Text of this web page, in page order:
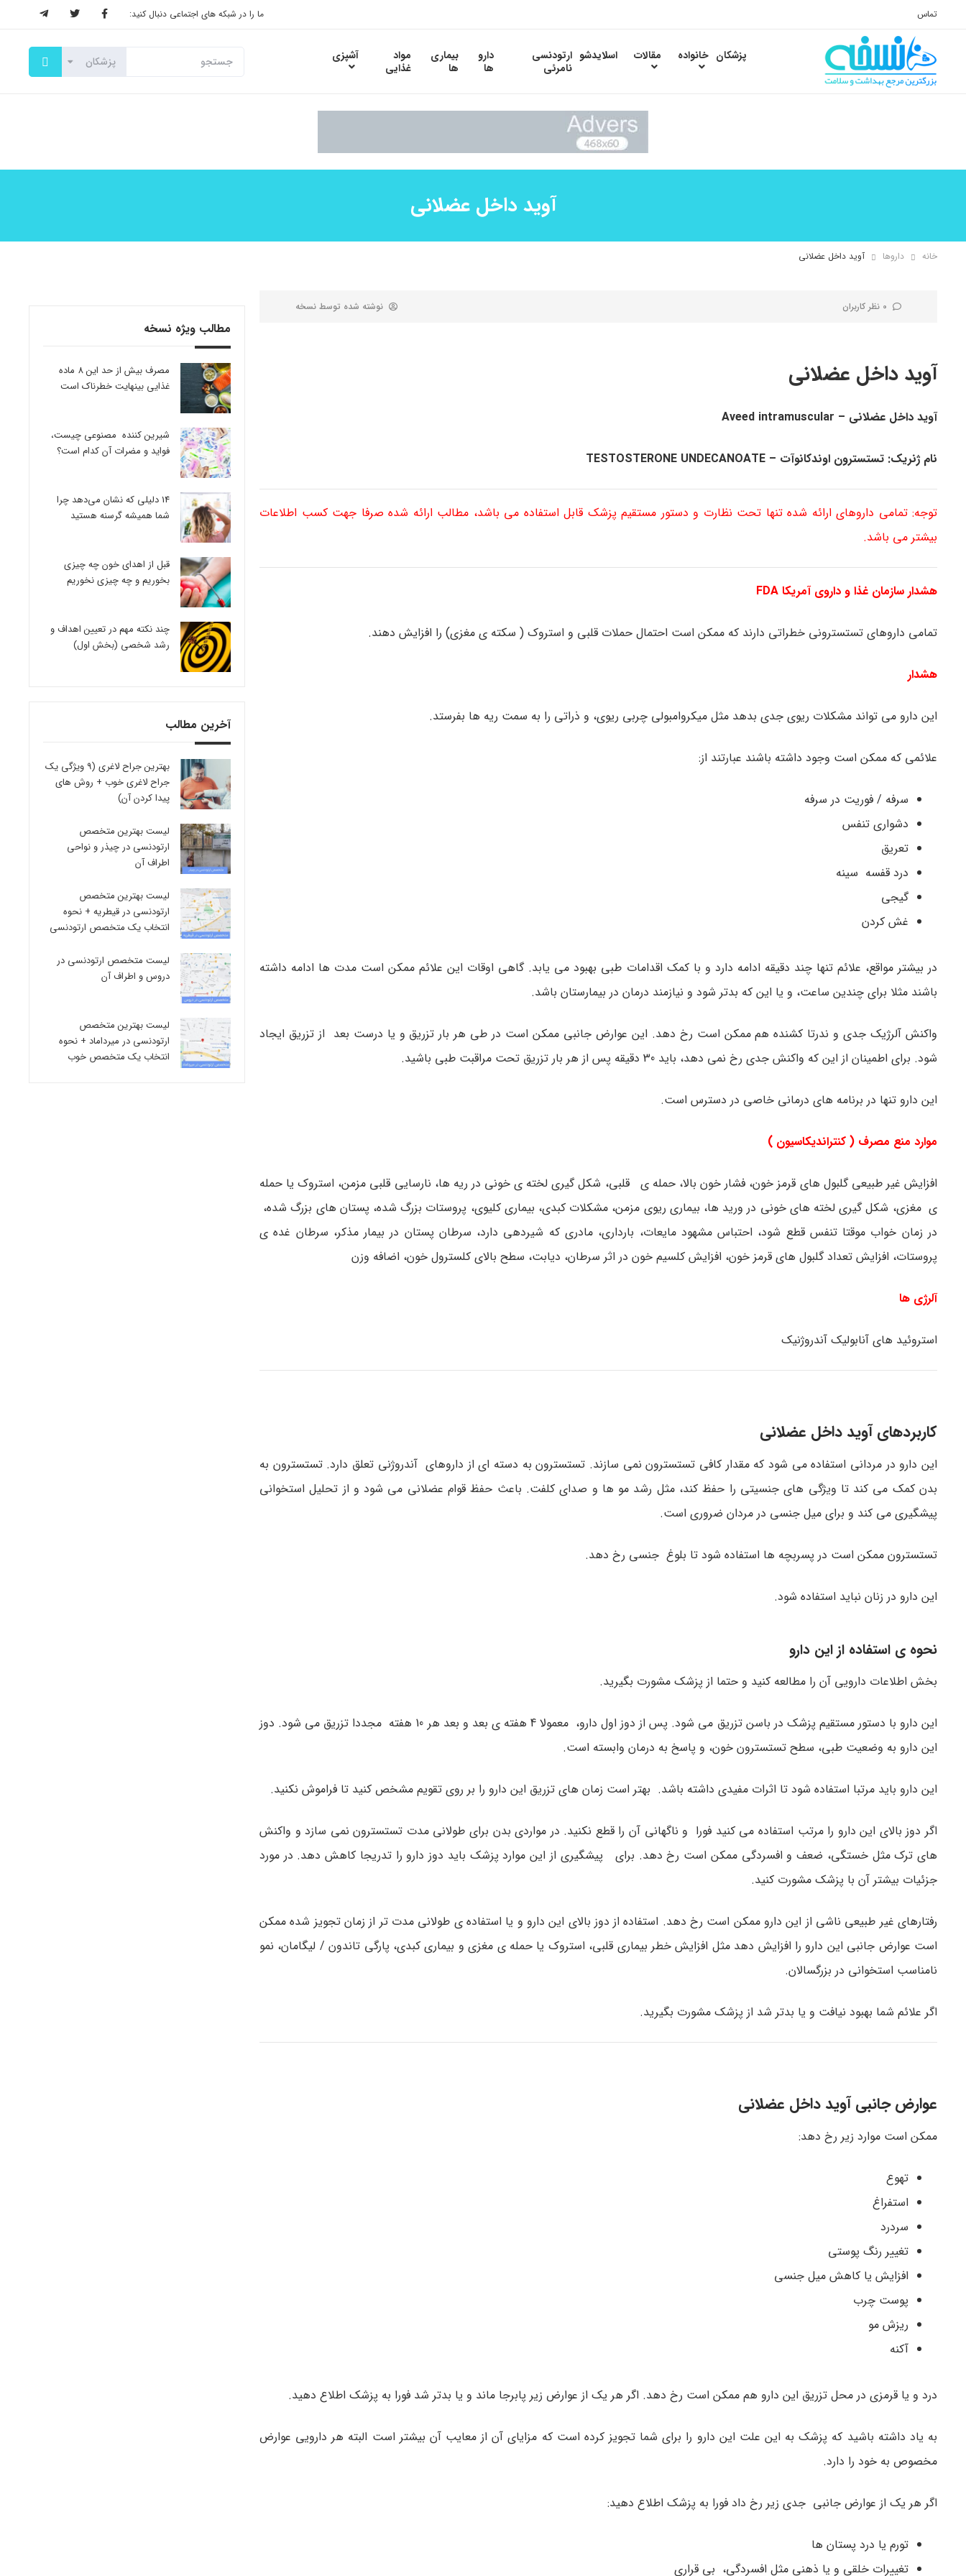
تماس ما را در شبکه های اجتماعی دنبال کنید:
پزشکان خانواده مقالات اسلایدشو ارتودنسی
نامرئی
دارو
ها
بیماری
ها
مواد
غذایی
آشپزی
آوید داخل عضلانی
خانه داروها آوید داخل عضلانی
0 نظر کاربران نوشته شده توسط نسخه
آوید داخل عضلانی
آوید داخل عضلانی – Aveed intramuscular
نام ژنریک: تستسترون اوندکانوآت – TESTOSTERONE UNDECANOATE
توجه: تمامی داروهای ارائه شده تنها تحت نظارت و دستور مستقیم پزشک قابل استفاده می باشد، مطالب ارائه شده صرفا جهت کسب اطلاعات
بیشتر می باشد.
هشدار سازمان غذا و داروی آمریکا FDA
تمامی داروهای تستسترونی خطراتی دارند که ممکن است احتمال حملات قلبی و استروک ( سکته ی مغزی) را افزایش دهند.
هشدار
این دارو می تواند مشکلات ریوی جدی بدهد مثل میکروامبولی چربی ریوی، و ذراتی را به سمت ریه ها بفرستد.
علائمی که ممکن است وجود داشته باشند عبارتند از:
سرفه / فوریت در سرفه
دشواری تنفس
تعریق
درد قفسه سینه
گیجی
غش کردن
در بیشتر مواقع، علائم تنها چند دقیقه ادامه دارد و با کمک اقدامات طبی بهبود می یابد. گاهی اوقات این علائم ممکن است مدت ها ادامه داشته
باشند مثلا برای چندین ساعت، و یا این که بدتر شود و نیازمند درمان در بیمارستان باشد.
واکنش آلرژیک جدی و ندرتا کشنده هم ممکن است رخ دهد. این عوارض جانبی ممکن است در طی هر بار تزریق و یا درست بعد از تزریق ایجاد
شود. برای اطمینان از این که واکنش جدی رخ نمی دهد، باید 30 دقیقه پس از هر بار تزریق تحت مراقبت طبی باشید.
این دارو تنها در برنامه های درمانی خاصی در دسترس است.
موارد منع مصرف ( کنتراندیکاسیون )
افزایش غیر طبیعی گلبول های قرمز خون، فشار خون بالا، حمله ی قلبی، شکل گیری لخته ی خونی در ریه ها، نارسایی قلبی مزمن، استروک یا حمله
ی مغزی، شکل گیری لخته های خونی در ورید ها، بیماری ریوی مزمن، مشکلات کبدی، بیماری کلیوی، پروستات بزرگ شده، پستان های بزرگ شده،
در زمان خواب موقتا تنفس قطع شود، احتباس مشهود مایعات، بارداری، مادری که شیردهی دارد، سرطان پستان در بیمار مذکر، سرطان غده ی
پروستات، افزایش تعداد گلبول های قرمز خون، افزایش کلسیم خون در اثر سرطان، دیابت، سطح بالای کلسترول خون، اضافه وزن
آلرژی ها
استروئید های آنابولیک آندروژنیک
کاربردهای آوید داخل عضلانی
این دارو در مردانی استفاده می شود که مقدار کافی تستسترون نمی سازند. تستسترون به دسته ای از داروهای آندروژنی تعلق دارد. تستسترون به
بدن کمک می کند تا ویژگی های جنسیتی را حفظ کند، مثل رشد مو ها و صدای کلفت. باعث حفظ قوام عضلانی می شود و از تحلیل استخوانی
پیشگیری می کند و برای میل جنسی در مردان ضروری است.
تستسترون ممکن است در پسربچه ها استفاده شود تا بلوغ جنسی رخ دهد.
این دارو در زنان نباید استفاده شود.
نحوه ی استفاده از این دارو
بخش اطلاعات دارویی آن را مطالعه کنید و حتما از پزشک مشورت بگیرید.
این دارو با دستور مستقیم پزشک در باسن تزریق می شود. پس از دوز اول دارو، معمولا 4 هفته ی بعد و بعد هر 10 هفته مجددا تزریق می شود. دوز
این دارو به وضعیت طبی، سطح تستسترون خون، و پاسخ به درمان وابسته است.
این دارو باید مرتبا استفاده شود تا اثرات مفیدی داشته باشد. بهتر است زمان های تزریق این دارو را بر روی تقویم مشخص کنید تا فراموش نکنید.
اگر دوز بالای این دارو را مرتب استفاده می کنید فورا و ناگهانی آن را قطع نکنید. در مواردی بدن برای طولانی مدت تستسترون نمی سازد و واکنش
های ترک مثل خستگی، ضعف و افسردگی ممکن است رخ دهد. برای پیشگیری از این موارد پزشک باید دوز دارو را تدریجا کاهش دهد. در مورد
جزئیات بیشتر آن با پزشک مشورت کنید.
رفتارهای غیر طبیعی ناشی از این دارو ممکن است رخ دهد. استفاده از دوز بالای این دارو و یا استفاده ی طولانی مدت تر از زمان تجویز شده ممکن
است عوارض جانبی این دارو را افزایش دهد مثل افزایش خطر بیماری قلبی، استروک یا حمله ی مغزی و بیماری کبدی، پارگی تاندون / لیگامان، نمو
نامناسب استخوانی در بزرگسالان.
اگر علائم شما بهبود نیافت و یا بدتر شد از پزشک مشورت بگیرید.
عوارض جانبی آوید داخل عضلانی
ممکن است موارد زیر رخ دهد:
تهوع
استفراغ
سردرد
تغییر رنگ پوستی
افزایش یا کاهش میل جنسی
پوست چرب
ریزش مو
آکنه
درد و یا قرمزی در محل تزریق این دارو هم ممکن است رخ دهد. اگر هر یک از عوارض زیر پابرجا ماند و یا بدتر شد فورا به پزشک اطلاع دهید.
به یاد داشته باشید که پزشک به این علت این دارو را برای شما تجویز کرده است که مزایای آن از معایب آن بیشتر است البته هر دارویی عوارض
مخصوص به خود را دارد.
اگر هر یک از عوارض جانبی جدی زیر رخ داد فورا به پزشک اطلاع دهید:
تورم یا درد پستان ها
تغییرات خلقی و یا ذهنی مثل افسردگی، بی قراری
مطالب ویژه نسخه
مصرف بیش از حد این 8 ماده
غذایی بینهایت خطرناک است
شیرین کننده مصنوعی چیست،
فواید و مضرات آن کدام است؟
14 دلیلی که نشان می‌دهد چرا
شما همیشه گرسنه هستید
قبل از اهدای خون چه چیزی
بخوریم و چه چیزی نخوریم
چند نکته مهم در تعیین اهداف و
رشد شخصی (بخش اول)
آخرین مطالب
بهترین جراح لاغری (9 ویژگی یک
جراح لاغری خوب + روش های
پیدا کردن آن)
لیست بهترین متخصص
ارتودنسی در چیذر و نواحی
اطراف آن
لیست بهترین متخصص
ارتودنسی در قیطریه + نحوه
انتخاب یک متخصص ارتودنسی
لیست متخصص ارتودنسی در
دروس و اطراف آن
لیست بهترین متخصص
ارتودنسی در میرداماد + نحوه
انتخاب یک متخصص خوب